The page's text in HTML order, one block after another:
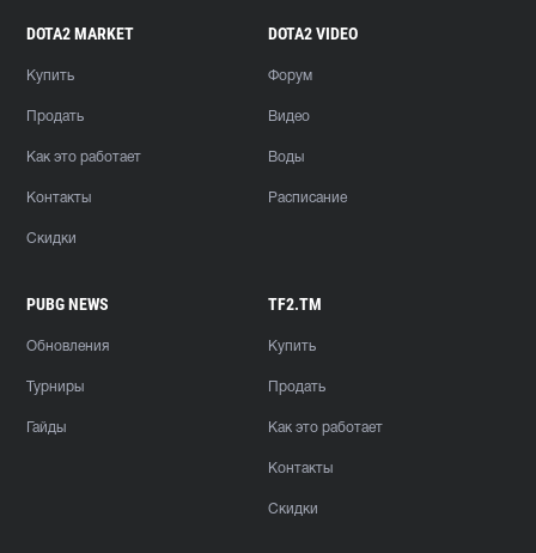
DOTA2 MARKET
Купить
Продать
Как это работает
Контакты
Скидки
DOTA2 VIDEO
Форум
Видео
Воды
Расписание
PUBG NEWS
Обновления
Турниры
Гайды
TF2.TM
Купить
Продать
Как это работает
Контакты
Скидки